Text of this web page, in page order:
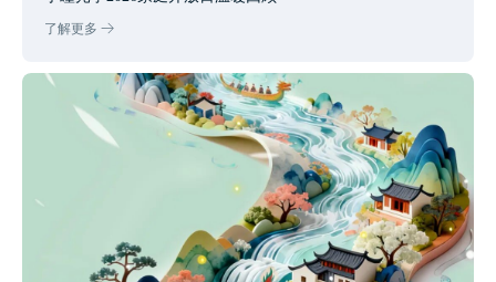
了解更多